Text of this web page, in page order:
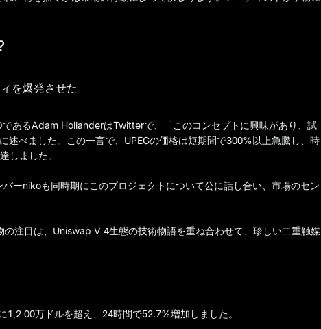
を爆発させた
であるAdam HollanderはTwitterで、「このコンセプトに興味があり、試
述べました。この一言で、UPEGの価格は短期間で300%以上急騰し、時
しました。
ーnikoも同時期にこのプロジェクトについて公に話し合い、市場のセン
注目は、Uniswap V 4生態の技術物語を重ね合わせて、珍しい二重触媒
1,2 00万ドルを超え、24時間で52.7%増加しました。